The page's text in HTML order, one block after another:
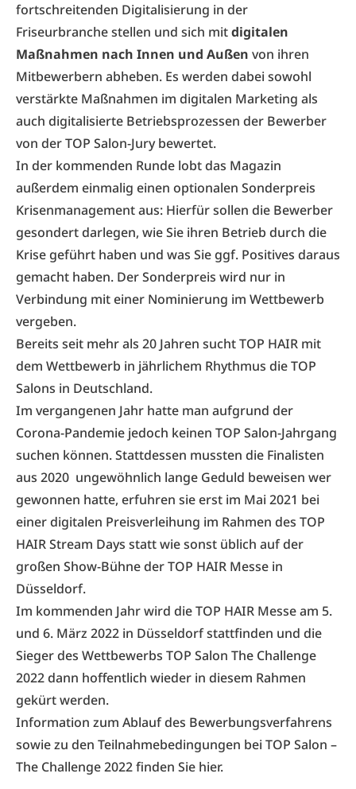
fortschreitenden Digitalisierung in der
Friseurbranche stellen und sich mitdigitalen
Maßnahmen nach Innen und Außen von ihren
Mitbewerbern abheben. Es werden dabei sowohl
verstärkte Maßnahmen im digitalen Marketing als
auch digitalisierte Betriebsprozessen der Bewerber
von der TOP Salon-Jury bewertet.
In der kommenden Runde lobt das Magazin
außerdem einmalig einen optionalen Sonderpreis
Krisenmanagement aus: Hierfür sollen die Bewerber
gesondert darlegen, wie Sie ihren Betrieb durch die
Krise geführt haben und was Sie ggf. Positives daraus
gemacht haben. Der Sonderpreis wird nur in
Verbindung mit einer Nominierung im Wettbewerb
vergeben.
Bereits seit mehr als 20 Jahren sucht TOP HAIR mit
dem Wettbewerb in jährlichem Rhythmus die TOP
Salons in Deutschland.
Im vergangenen Jahr hatte man aufgrund der
Corona-Pandemie jedoch keinen TOP Salon-Jahrgang
suchen können. Stattdessen mussten die Finalisten
aus 2020 ungewöhnlich lange Geduld beweisen wer
gewonnen hatte, erfuhren sie erst im Mai 2021 bei
einerdigitalen Preisverleihung im Rahmen des TOP
HAIR Stream Days statt wie sonst üblich auf der
großen Show-Bühne der TOP HAIR Messe in
Düsseldorf.
Im kommenden Jahr wird dieTOP HAIR Messe am 5.
und 6. März 2022 in Düsseldorf stattfinden und die
Sieger des Wettbewerbs TOP Salon The Challenge
2022 dann hoffentlich wieder in diesem Rahmen
gekürt werden.
Information zum Ablauf des Bewerbungsverfahrens
sowie zu den Teilnahmebedingungen bei TOP Salon –
The Challenge 2022 finden Sie hier.